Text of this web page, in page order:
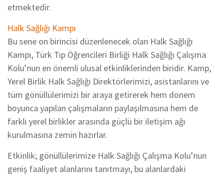
etmektedir.
Halk Sağlığı Kampı
Bu sene on birincisi düzenlenecek olan Halk Sağlığı
Kampı, Türk Tıp Öğrencileri Birliği Halk Sağlığı Çalışma
Kolu’nun en önemli ulusal etkinliklerinden biridir. Kamp,
Yerel Birlik Halk Sağlığı Direktörlerimizi, asistanlarını ve
tüm gönüllülerimizi bir araya getirerek hem dönem
boyunca yapılan çalışmaların paylaşılmasına hem de
farklı yerel birlikler arasında güçlü bir iletişim ağı
kurulmasına zemin hazırlar.
Etkinlik; gönüllülerimize Halk Sağlığı Çalışma Kolu’nun
geniş faaliyet alanlarını tanıtmayı, bu alanlardaki